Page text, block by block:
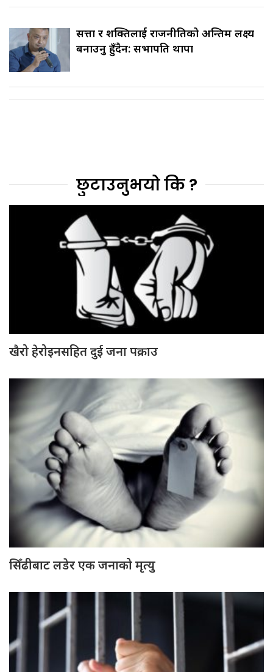
सत्ता र शक्तिलाई राजनीतिको अन्तिम लक्ष्य
बनाउनु हुँदैन: सभापति थापा
छुटाउनुभयो कि ?
खैरो हेरोइनसहित दुई जना पक्राउ
सिँढीबाट लडेर एक जनाको मृत्यु